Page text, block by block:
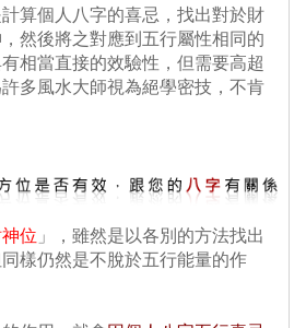
計算個人八字的喜忌，找出對於財
然後將之對應到五行屬性相同的
相當直接的效驗性，但需要高超
多風水大師視為絕學密技，不肯
位 」，雖然是以各別的方法找出
樣仍然是不脫於五行能量的作